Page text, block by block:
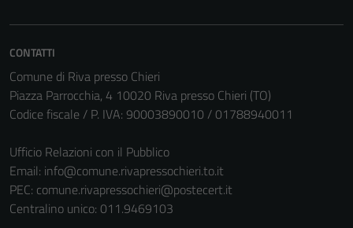
CONTATTI
Comune di Riva presso Chieri
Piazza Parrocchia, 4 10020 Riva presso Chieri (TO)
Codice fiscale / P. IVA: 90003890010 / 01788940011
Ufficio Relazioni con il Pubblico
Email: info@comune.rivapressochieri.to.it
PEC: comune.rivapressochieri@postecert.it
Centralino unico: 011.9469103
personali.